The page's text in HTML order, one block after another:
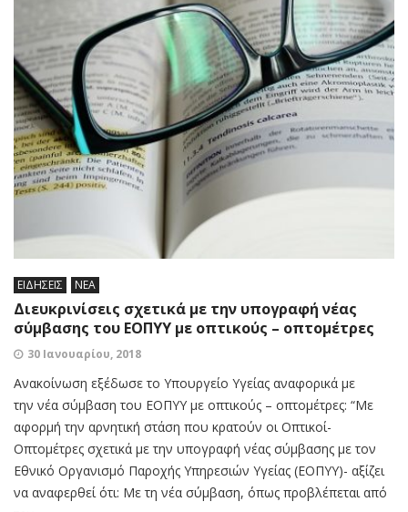
ΕΙΔΗΣΕΙΣ ΝΕΑ
Διευκρινίσεις σχετικά με την υπογραφή νέας
σύμβασης του ΕΟΠΥΥ με oπτικούς – oπτομέτρες
30 Ιανουαρίου, 2018
Ανακοίνωση εξέδωσε το Υπουργείο Υγείας αναφορικά με
την νέα σύμβαση του ΕΟΠΥΥ με oπτικούς – oπτομέτρες: “Με
αφορμή την αρνητική στάση που κρατούν οι Οπτικοί-
Οπτομέτρες σχετικά με την υπογραφή νέας σύμβασης με τον
Εθνικό Οργανισμό Παροχής Υπηρεσιών Υγείας (ΕΟΠΥΥ)- αξίζει
να αναφερθεί ότι: Με τη νέα σύμβαση, όπως προβλέπεται από